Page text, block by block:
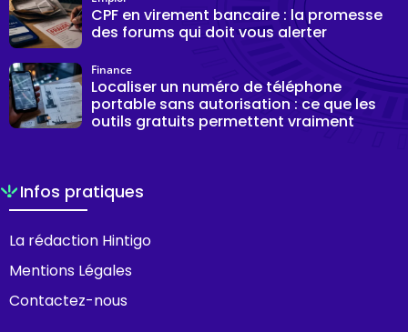
CPF en virement bancaire : la promesse
des forums qui doit vous alerter
Localiser un numéro de téléphone
portable sans autorisation : ce que les
outils gratuits permettent vraiment
Finance
Infos pratiques
La rédaction Hintigo
Mentions Légales
Contactez-nous